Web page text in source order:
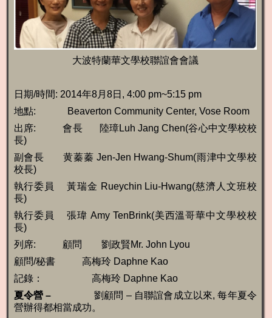
大波特蘭華文學校聯誼會會議
日期/時間: 2014年8月8日, 4:00 pm~5:15 pm
地點: Beaverton Community Center, Vose Room
出席: 會長 陸璋Luh Jang Chen(谷心中文學校校
長)
副會長 黄蓁蓁 Jen-Jen Hwang-Shum(雨津中文學校
校長)
執行委員 黃瑞金 Rueychin Liu-Hwang(慈濟人文班校
長)
執行委員 張瑋 Amy TenBrink(美西溫哥華中文學校校
長)
列席: 顧問 劉政賢Mr. John Lyou
顧問/秘書 高梅玲 Daphne Kao
記錄： 高梅玲 Daphne Kao
夏令營 – 劉顧問 – 自聯誼會成立以來, 每年夏令
營辦得都相當成功。